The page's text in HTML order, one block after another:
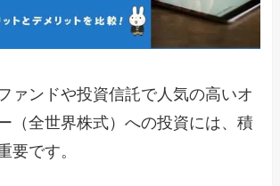
ァンドや投資信託で人気の高いオ
（全世界株式）への投資には、積
要です。